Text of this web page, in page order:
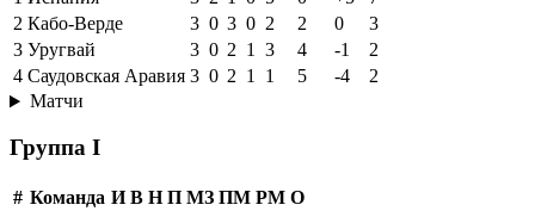
2 Кабо-Верде 3 0 3 0 2 2 0
3
3 Уругвай 3 0 2 1 3 4 -1
2
4 Саудовская Аравия 3 0 2 1 1 5 -4
2
Матчи
Группа I
# Команда И В Н П МЗ ПМ РМ О